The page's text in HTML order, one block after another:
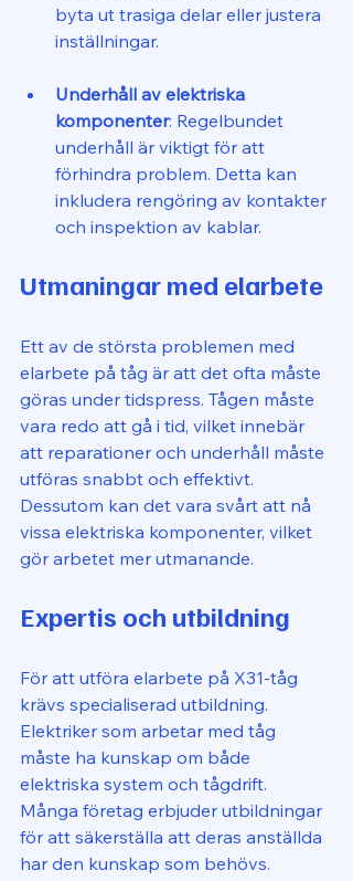
byta ut trasiga delar eller justera
inställningar.
Underhåll av elektriska
komponenter: Regelbundet
underhåll är viktigt för att
förhindra problem. Detta kan
inkludera rengöring av kontakter
och inspektion av kablar.
Utmaningar med elarbete
Ett av de största problemen med
elarbete på tåg är att det ofta måste
göras under tidspress. Tågen måste
vara redo att gå i tid, vilket innebär
att reparationer och underhåll måste
utföras snabbt och effektivt.
Dessutom kan det vara svårt att nå
vissa elektriska komponenter, vilket
gör arbetet mer utmanande.
Expertis och utbildning
För att utföra elarbete på X31-tåg
krävs specialiserad utbildning.
Elektriker som arbetar med tåg
måste ha kunskap om både
elektriska system och tågdrift.
Många företag erbjuder utbildningar
för att säkerställa att deras anställda
har den kunskap som behövs.